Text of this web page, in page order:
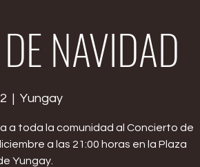
NAVIDAD
  |
Yungay
a toda la comunidad al Concierto de
a las 21:00 horas en la Plaza
Yungay.